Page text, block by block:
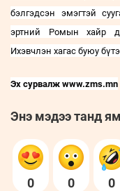
бэлгэдсэн эмэгтэй
эртний Ромын хайр
Ихэвчлэн хагас буюу
Эх сурвалж www.zms.mn
Энэ мэдээ танд
0 0 0